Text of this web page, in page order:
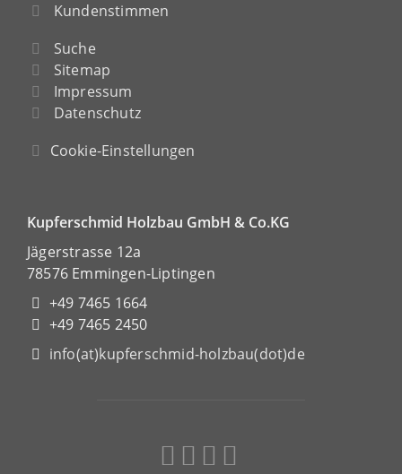
Kundenstimmen
Suche
Sitemap
Impressum
Datenschutz
Cookie-Einstellungen
Kupferschmid Holzbau GmbH & Co.KG
Jägerstrasse 12a
78576 Emmingen-Liptingen
+49 7465 1664
+49 7465 2450
info(at)kupferschmid-holzbau(dot)de